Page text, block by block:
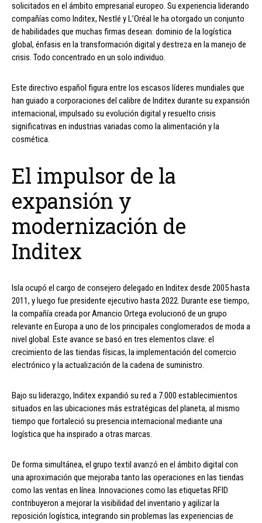
solicitados en el ámbito empresarial europeo. Su experiencia liderando
compañías como Inditex, Nestlé y L’Oréal le ha otorgado un conjunto
de habilidades que muchas firmas desean: dominio de la logística
global, énfasis en la transformación digital y destreza en la manejo de
crisis. Todo concentrado en un solo individuo.
Este directivo español figura entre los escasos líderes mundiales que
han guiado a corporaciones del calibre de Inditex durante su expansión
internacional, impulsado su evolución digital y resuelto crisis
significativas en industrias variadas como la alimentación y la
cosmética.
El impulsor de la
expansión y
modernización de
Inditex
Isla ocupó el cargo de consejero delegado en Inditex desde 2005 hasta
2011, y luego fue presidente ejecutivo hasta 2022. Durante ese tiempo,
la compañía creada por Amancio Ortega evolucionó de un grupo
relevante en Europa a uno de los principales conglomerados de moda a
nivel global. Este avance se basó en tres elementos clave: el
crecimiento de las tiendas físicas, la implementación del comercio
electrónico y la actualización de la cadena de suministro.
Bajo su liderazgo, Inditex expandió su red a 7.000 establecimientos
situados en las ubicaciones más estratégicas del planeta, al mismo
tiempo que fortaleció su presencia internacional mediante una
logística que ha inspirado a otras marcas.
De forma simultánea, el grupo textil avanzó en el ámbito digital con
una aproximación que mejoraba tanto las operaciones en las tiendas
como las ventas en línea. Innovaciones como las etiquetas RFID
contribuyeron a mejorar la visibilidad del inventario y agilizar la
reposición logística, integrando sin problemas las experiencias de